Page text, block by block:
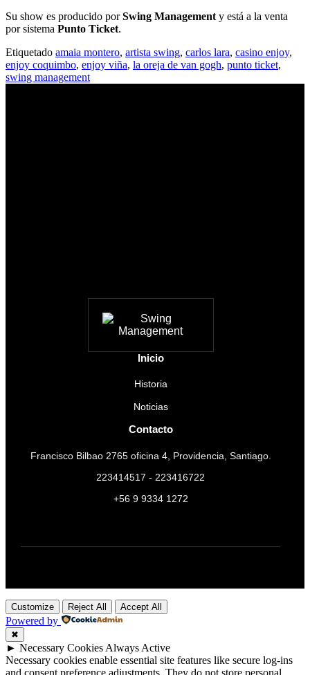
Su show es producido porSwing Management y está a la venta
por sistema Punto Ticket.
Etiquetado amaia montero, artista swing, carlos lara, casino enjoy,
enjoy coquimbo, enjoy viña, la oreja de van gogh, punto ticket,
swing management
Inicio
Historia
Noticias
Contacto
Francisco Bilbao 2765 oficina 4, Providencia, Santiago.
223414517 - 223416722
+56 9 9334 1272
Customize Reject All Accept All
Powered by
✖
► Necessary Cookies Always Active
Necessary cookies enable essential site features like secure log-ins